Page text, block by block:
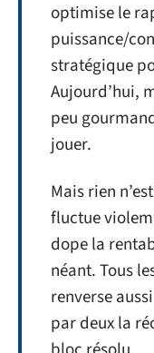
optimise le
puissance/
stratégique
Aujourd’hui,
peu
jouer.
Mais rien
fluctue
dope la
néant. Tous
renverse
par deux la